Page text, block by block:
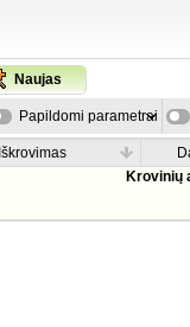
Naujas
Papildomi parametrai
Iškrovimas
Krovinių